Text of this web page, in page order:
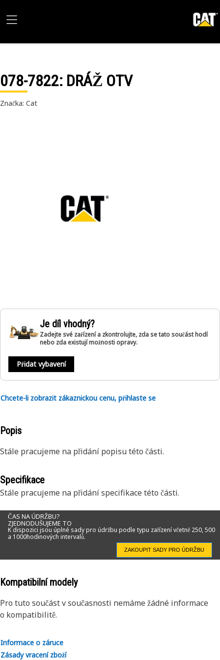
078-7822: DRÁŽ OTV
Značka: Cat
Je díl vhodný?
Zadejte své zařízení a zkontrolujte, zda se tato součást hodí
nebo zda existují možnosti opravy.
Přidat vybavení
Chcete-li zobrazit zákaznickou cenu, přihlaste se
Popis
Stále pracujeme na přidání popisu této části.
Specifikace
Stále pracujeme na přidání specifikace této části.
ČAS NA ÚDRŽBU?
ZJEDNODUŠUJEME TO
K dispozici jsou úplné sady pro údržbu podle typu zařízení včetně 250, 500
a 1000hodinových intervalů.
ZAKOUPIT SADY PRO ÚDRŽBU
Kompatibilní modely
Pro tuto součást v současnosti nemáme žádné informace
o kompatibilitě.
Informace o záruce
Zásady vracení zboží